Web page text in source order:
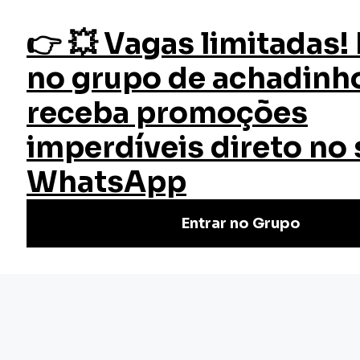
fazer login
Início Blogs Educação
Confira todos nossos artigos na
área de Educação
Em nosso blog você encontra vários artigos que irá ajudar
e aqui nessa categoria você verá Dicas na área da